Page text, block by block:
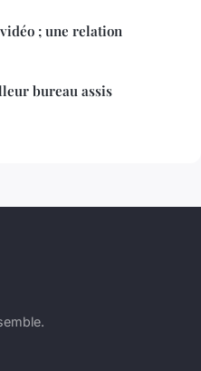
; une relation
bureau assis